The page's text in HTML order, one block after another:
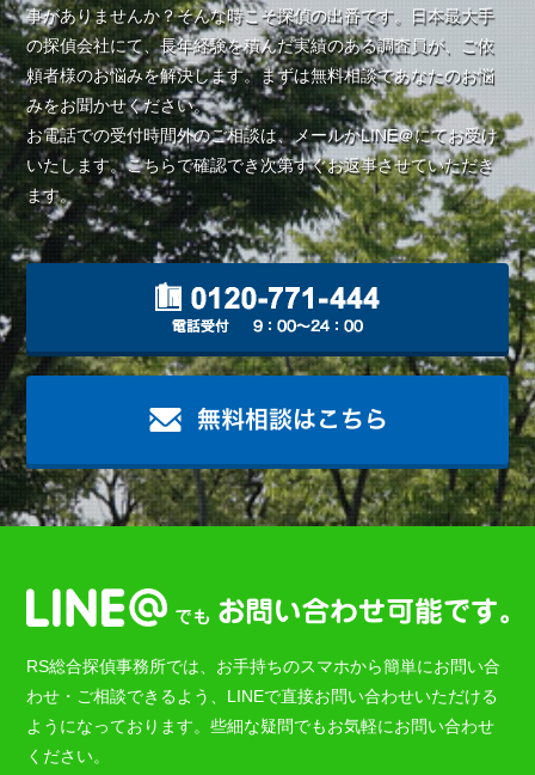
事がありませんか？そんな時こそ探偵の出番です。日本最大手
の探偵会社にて、長年経験を積んだ実績のある調査員が、ご依
頼者様のお悩みを解決します。まずは無料相談であなたのお悩
みをお聞かせください。
お電話での受付時間外のご相談は、メールかLINE＠にてお受け
いたします。こちらで確認でき次第すぐお返事させていただき
ます。
RS総合探偵事務所では、お手持ちのスマホから簡単にお問い合
わせ・ご相談できるよう、LINEで直接お問い合わせいただける
ようになっております。些細な疑問でもお気軽にお問い合わせ
ください。